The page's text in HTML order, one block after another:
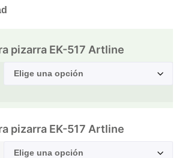
pizarra EK-517 Artline
pizarra EK-517 Artline